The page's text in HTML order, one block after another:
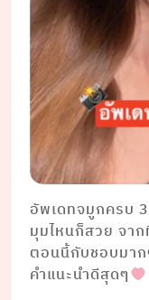
อัพเดทจมูกครบ
มุมไหนก็สวย จา
ตอนนี้กับชอบมาก
คำแนะนำดีสุดๆ